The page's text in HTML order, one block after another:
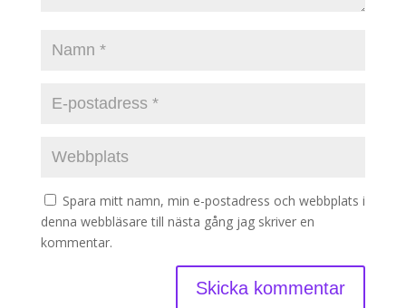
Spara mitt namn, min e-postadress och webbplats i
denna webbläsare till nästa gång jag skriver en
kommentar.